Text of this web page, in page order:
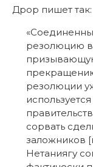
Дрор пишет так:
резолюцию
резолюции
сорвать
заложников
Нетаниягу